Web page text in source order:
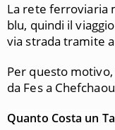
La rete ferroviaria
blu, quindi il
via strada tramite
Per questo
da Fes a
Quanto Costa un